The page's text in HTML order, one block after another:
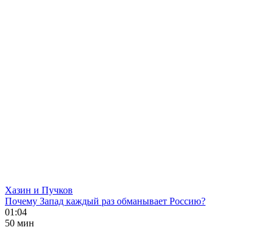
Хазин и Пучков
Почему Запад каждый раз обманывает Россию?
01:04
50 мин